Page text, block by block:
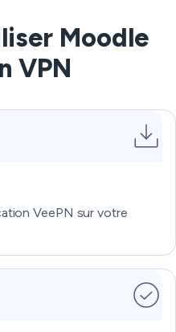
Moodle
VPN
VeePN sur votre